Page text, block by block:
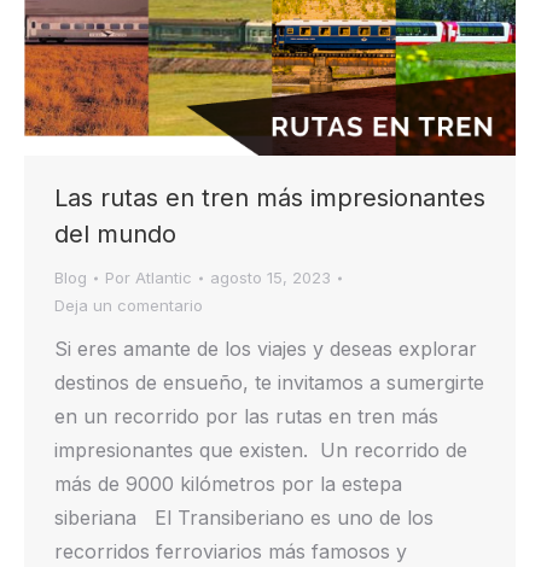
Las rutas en tren más impresionantes
del mundo
Blog Por Atlantic
agosto 15, 2023
Deja un comentario
Si eres amante de los viajes y deseas explorar
destinos de ensueño, te invitamos a sumergirte
en un recorrido por las rutas en tren más
impresionantes que existen. Un recorrido de
más de 9000 kilómetros por la estepa
siberiana El Transiberiano es uno de los
recorridos ferroviarios más famosos y